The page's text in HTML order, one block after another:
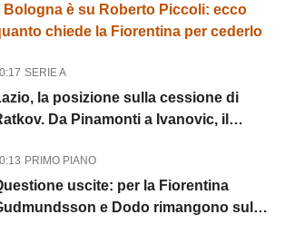
Il Bologna è su Roberto Piccoli: ecco
chiede la Fiorentina per cederlo
SERIE A
la posizione sulla cessione di
Da Pinamonti a Ivanovic, il
PRIMO PIANO
uscite: per la Fiorentina
e Dodo rimangono sul